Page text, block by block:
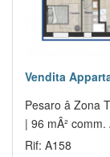
Vendita
Pesaro â
| 96 mÂ²
Rif: A158